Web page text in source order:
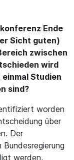
Ende
Sicht guten)
zwischen
wird
Studien
sind?
worden
über
Der
werden,